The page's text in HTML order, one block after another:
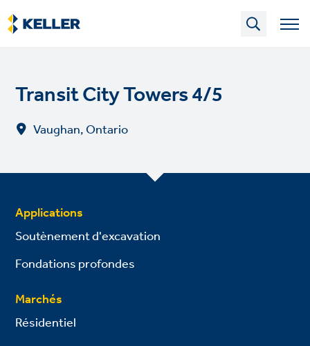
Skip
to
main
Transit City Towers 4/5
Vaughan, Ontario
Applications
Soutènement d'excavation
Fondations profondes
Marchés
Résidentiel